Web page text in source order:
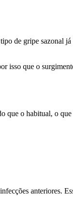
de gripe sazonal
isso que o
que o habitual, o
anteriores.